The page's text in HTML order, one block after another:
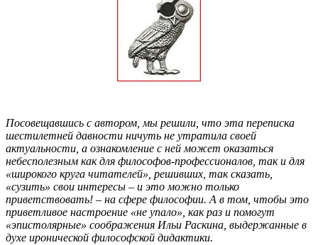
Посовещавшись с автором, мы решили, что эта переписка
шестилетней давности ничуть не утратила своей
актуальности, а ознакомление с ней может оказаться
небесполезным как для философов-профессионалов, так и для
«широкого круга читателей», решивших, так сказать,
«сузить» свои интересы – и это можно только
приветствовать! – на сфере философии. А в том, чтобы это
приветливое настроение «не упало», как раз и помогут
«эпистолярные» соображения Ильи Раскина, выдержанные в
духе иронической философской дидактики.